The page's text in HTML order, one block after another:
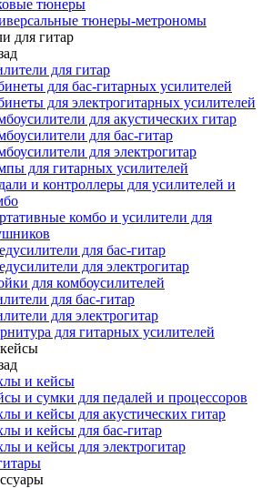
тюнеры
тюнеры-метрономы
для гитар
для гитар
для бас-гитарных усилителей
для электрогитарных усилителей
для акустических гитар
для бас-гитар
для электрогитар
для гитарных усилителей
и контроллеры для усилителей и
комбо и усилители для
для бас-гитар
для электрогитар
для комбоусилителей
для бас-гитар
для электрогитар
для гитарных усилителей
и кейсы
и сумки для педалей и процессоров
и кейсы для акустических гитар
и кейсы для бас-гитар
и кейсы для электрогитар